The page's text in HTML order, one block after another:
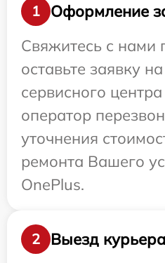
1
Оформление
Свяжитесь с нами
оставьте заявку
сервисного
оператор
уточнения
ремонта Вашего
OnePlus.
2
Выезд